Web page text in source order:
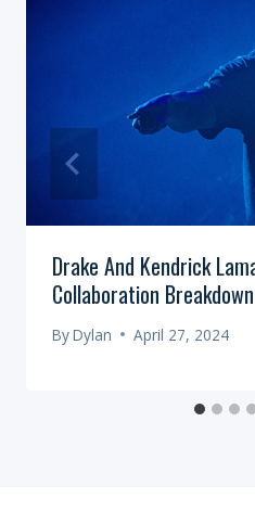
Drake And Kendrick
Collaboration Breakdown
ByDylan April 27, 2024